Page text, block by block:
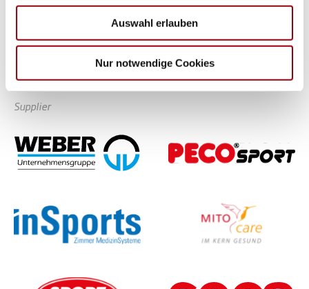
soziale Medien, Werbung und Analysen weiter. Unsere
Partner führen diese Informationen möglicherweise mit
weiteren Daten zusammen, die Sie ihnen bereitgestellt
haben oder die sie im Rahmen Ihrer Nutzung der Dienste
Auswahl erlauben
Nur notwendige Cookies
Supplier